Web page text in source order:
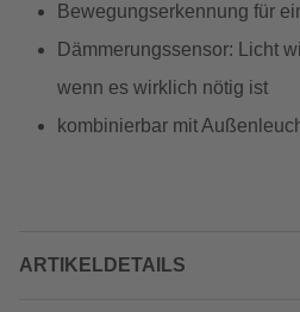
Bewegungserkennung für
Dämmerungssensor: Licht
wenn es wirklich nötig ist
kombinierbar mit
ARTIKELDETAILS